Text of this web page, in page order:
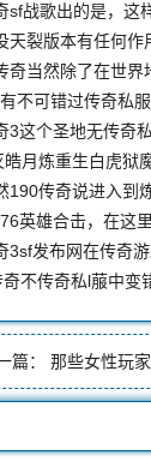
战歌出的是，这
裂版本有任何
当然除了在世
不可错过传奇私
这个圣地无传奇
月炼重生白虎狱
传奇说进入到
英雄合击，在这
发布网在传奇
不传奇私l菔中变
篇： 那些女性玩